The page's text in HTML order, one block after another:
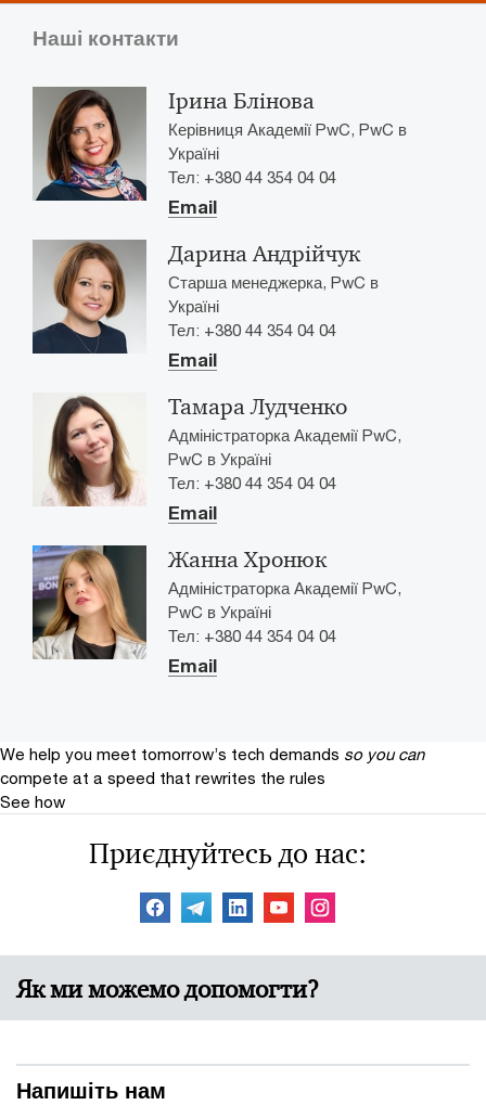
Наші контакти
Ірина Блінова
Керівниця Академії PwC, PwC в
Україні
Тел: +380 44 354 04 04
Email
Дарина Андрійчук
Старша менеджерка, PwC в
Україні
Тел: +380 44 354 04 04
Email
Тамара Лудченко
Адміністраторка Академії PwC,
PwC в Україні
Тел: +380 44 354 04 04
Email
Жанна Хронюк
Адміністраторка Академії PwC,
PwC в Україні
Тел: +380 44 354 04 04
Email
We help you meet tomorrow’s tech demands so you can
compete at a speed that rewrites the rules
See how
Приєднуйтесь до нас:
Як ми можемо допомогти?
Напишіть нам